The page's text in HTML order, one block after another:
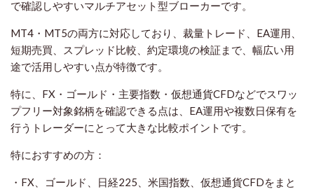
で確認しやすいマルチアセット型ブローカーです。
MT4・MT5の両方に対応しており、裁量トレード、EA運用、
短期売買、スプレッド比較、約定環境の検証まで、幅広い用
途で活用しやすい点が特徴です。
特に、FX・ゴールド・主要指数・仮想通貨CFDなどでスワッ
プフリー対象銘柄を確認できる点は、EA運用や複数日保有を
行うトレーダーにとって大きな比較ポイントです。
特におすすめの方：
・FX、ゴールド、日経225、米国指数、仮想通貨CFDをまと